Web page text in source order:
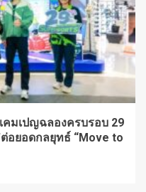
คมเปญฉลองครบรอบ 29
อยอดกลยุทธ์ “Move to